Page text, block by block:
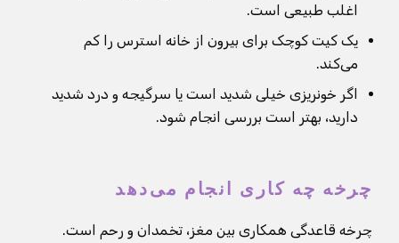
اغلب طبیعی است.
یک کیت کوچک برای بیرون از خانه استرس را کم
می‌کند.
اگر خونریزی خیلی شدید است یا سرگیجه و درد شدید
دارید، بهتر است بررسی انجام شود.
چرخه چه کاری انجام می‌دهد
چرخه قاعدگی همکاری بین مغز، تخمدان و رحم است.